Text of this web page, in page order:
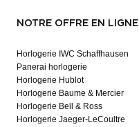
NOTRE OFFRE EN LIGNE
Horlogerie IWC Schaffhausen
Panerai horlogerie
Horlogerie Hublot
Horlogerie Baume & Mercier
Horlogerie Bell & Ross
Horlogerie Jaeger-LeCoultre